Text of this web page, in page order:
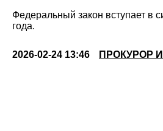
Федеральный закон вступает в
года.
2026-02-24 13:46 ПРОКУРОР